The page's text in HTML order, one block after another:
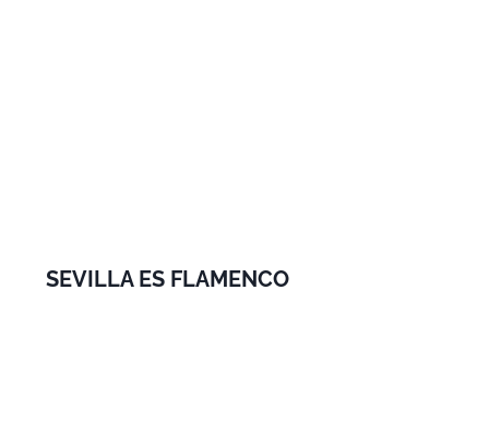
SEVILLA ES FLAMENCO